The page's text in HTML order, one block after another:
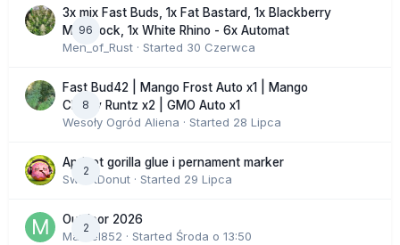
96
3x mix Fast Buds, 1x Fat Bastard, 1x Blackberry
Moonrock, 1x White Rhino - 6x Automat
Men_of_Rust · Started 30 Czerwca
8
Fast Bud42 | Mango Frost Auto x1 | Mango
Cherry Runtz x2 | GMO Auto x1
Wesoły Ogród Aliena · Started 28 Lipca
2
Apricot gorilla glue i pernament marker
SweetDonut · Started 29 Lipca
2
Outdoor 2026
Marcel852 · Started Środa o 13:50